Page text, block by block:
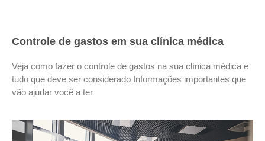
Controle de gastos em sua clínica médica
Veja como fazer o controle de gastos na sua clínica médica e
tudo que deve ser considerado Informações importantes que
vão ajudar você a ter